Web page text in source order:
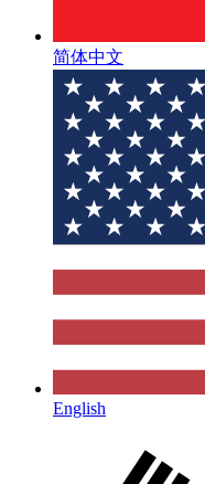
简体中文
English